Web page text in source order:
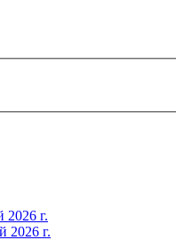
2026 г.
2026 г.